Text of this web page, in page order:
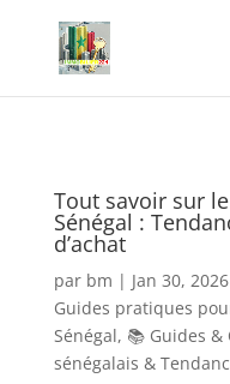
Tout savoir sur
Sénégal :
d’achat
par bm | Jan 30, 2026
Guides pratiques
Sénégal, 📚 Guides &
sénégalais &